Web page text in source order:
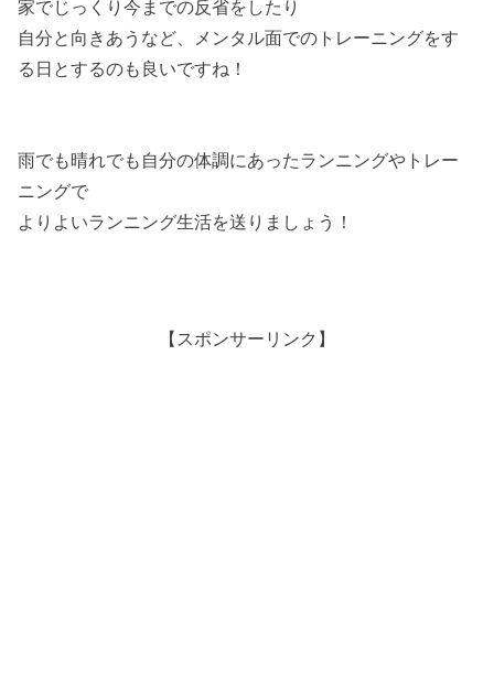
家でじっくり今までの反省をしたり
自分と向きあうなど、メンタル面でのトレーニングをす
る日とするのも良いですね！
雨でも晴れでも自分の体調にあったランニングやトレー
ニングで
よりよいランニング生活を送りましょう！
【スポンサーリンク】